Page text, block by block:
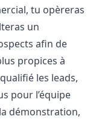
tu opèreras
un
afin de
propices à
les leads,
pour l’équipe
démonstration,